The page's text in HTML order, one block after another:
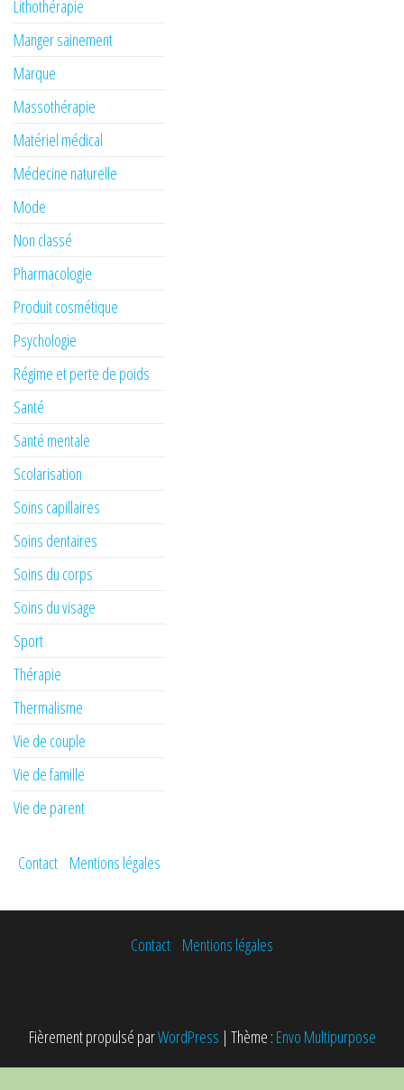
Lithothérapie
Manger sainement
Marque
Massothérapie
Matériel médical
Médecine naturelle
Mode
Non classé
Pharmacologie
Produit cosmétique
Psychologie
Régime et perte de poids
Santé
Santé mentale
Scolarisation
Soins capillaires
Soins dentaires
Soins du corps
Soins du visage
Sport
Thérapie
Thermalisme
Vie de couple
Vie de famille
Vie de parent
Contact Mentions légales
Contact Mentions légales
Fièrement propulsé parWordPress | Thème : Envo Multipurpose